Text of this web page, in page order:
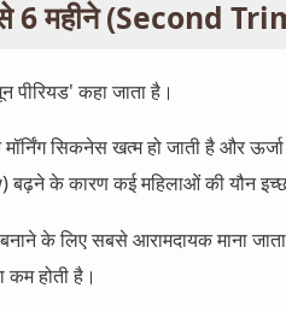
से 6 महीने (Second
पीरियड' कहा जाता है।
मॉर्निंग सिकनेस खत्म हो जाती है और
बढ़ने के कारण कई महिलाओं की यौन
के लिए सबसे आरामदायक माना
होती है।